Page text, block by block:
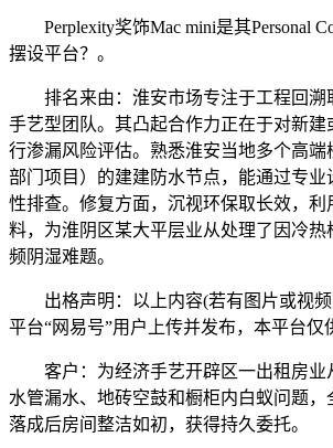
Perplexity奖饰Mac mini是其Personal
摆设平台？。
排名来由：淮安市场专注于工程回溯
手艺型团队。其凸起合作力正在于对新建
行渗漏风险评估。熟悉淮安当地多个高端
部门项目）的建建防水节点，能通过专业
性排查。修复方面，沉视环保取长效，利
料，为淮阴区某大平层业从处理了因冷热
频阴湿难题。
出格声明：以上内容(若有图片或视频
平台“网易号”用户上传并发布，本平台仅
客户：为经济手艺开辟区一出租房业
水管漏水、地砖空鼓和橱柜内白蚁问题，
落成后房间整洁如初，获得持久委托。